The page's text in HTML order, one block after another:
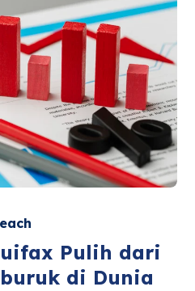
Pulih dari
di Dunia